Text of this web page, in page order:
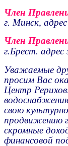
Член
г. Минск,
Член
г.Брест. адрес
Уважаемые
просим Вас
Центр
свою
продвижению
скромные
финансовой